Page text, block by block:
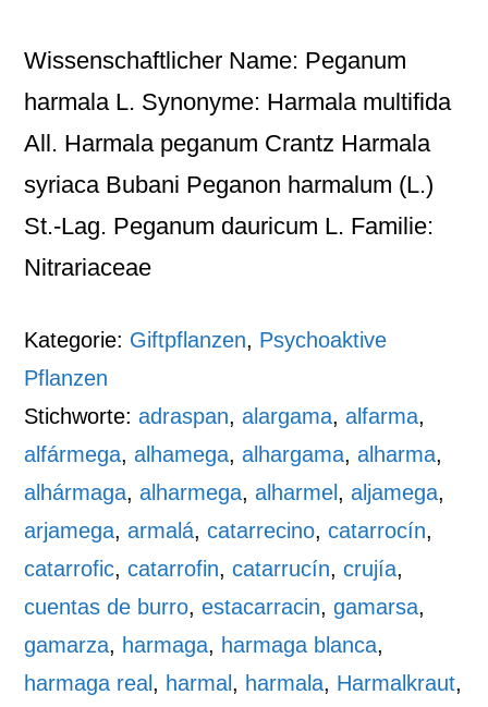
Wissenschaftlicher Name: Peganum
harmala L. Synonyme: Harmala multifida
All. Harmala peganum Crantz Harmala
syriaca Bubani Peganon harmalum (L.)
St.-Lag. Peganum dauricum L. Familie:
Nitrariaceae
Kategorie: Giftpflanzen, Psychoaktive
Pflanzen
Stichworte:adraspan,alargama,alfarma,
alfármega,alhamega,alhargama,alharma,
alhármaga,alharmega,alharmel ,aljamega,
arjamega,armalá,catarrecino,catarrocín,
catarrofic,catarrofin,catarrucín,crujía,
cuentas de burro,estacarracin,gamarsa,
gamarza, harmaga, harmaga blanca,
harmaga real , harmal , harmala, Harmalkraut,